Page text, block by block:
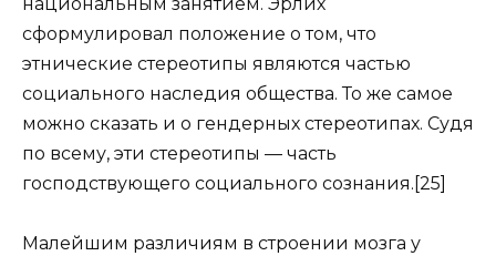
сформулировал положение о том, что
этнические стереотипы являются частью
социального наследия общества. То же самое
можно сказать и о гендерных стереотипах. Судя
по всему, эти стереотипы — часть
господствующего социального сознания.[25]
Малейшим различиям в строении мозга у